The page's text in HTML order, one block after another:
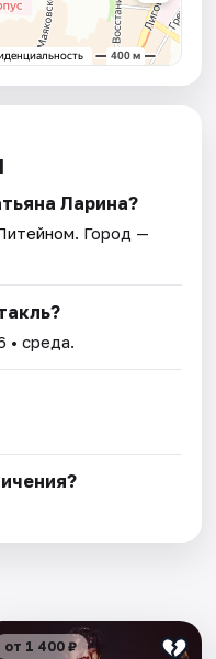
Ларина?
. Город —
• среда.
от 1 400 ₽